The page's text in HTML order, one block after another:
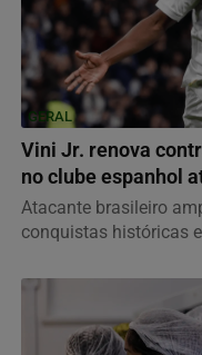
GERAL
Vini Jr. renova
no clube espanhol
Atacante brasileiro
conquistas históricas